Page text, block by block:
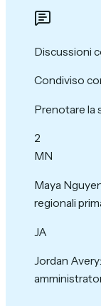
Discussioni
Condiviso
Prenotare la
2
MN
Maya
regionali
JA
Jordan Avery: